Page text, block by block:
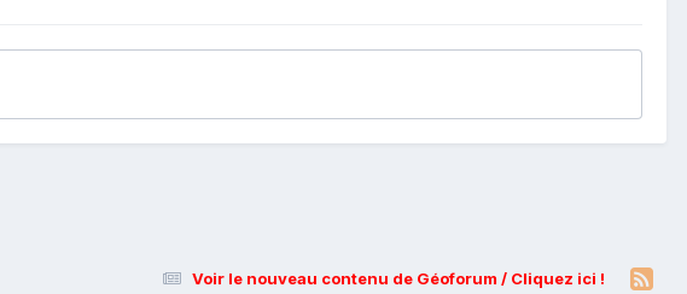
Voir le nouveau contenu de Géoforum / Cliquez ici !